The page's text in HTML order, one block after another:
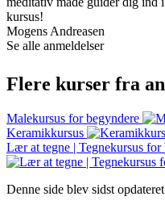
kursus!
Mogens Andreasen
Se alle anmeldelser
Flere kurser fra
Malekursus for begyndere
Keramikkursus
Lær at tegne | Tegnekursus for
Denne side blev sidst